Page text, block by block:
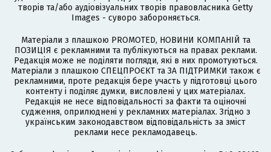
творів та/або аудіовізуальних творів правовласника Getty
Images - суворо забороняється.
Матеріали з плашкою PROMOTED, НОВИНИ КОМПАНІЙ та
ПОЗИЦІЯ є рекламними та публікуються на правах реклами.
Редакція може не поділяти погляди, які в них промотуються.
Матеріали з плашкою СПЕЦПРОЄКТ та ЗА ПІДТРИМКИ також є
рекламними, проте редакція бере участь у підготовці цього
контенту і поділяє думки, висловлені у цих матеріалах.
Редакція не несе відповідальності за факти та оціночні
судження, оприлюднені у рекламних матеріалах. Згідно з
українським законодавством відповідальність за зміст
реклами несе рекламодавець.